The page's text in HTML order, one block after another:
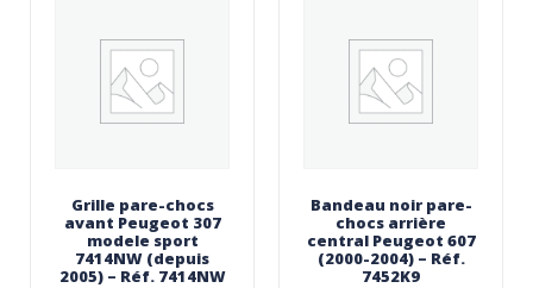
Grille pare-chocs
avant Peugeot 307
modele sport
7414NW (depuis
2005) – Réf. 7414NW
Bandeau noir pare-
chocs arrière
central Peugeot 607
(2000-2004) – Réf.
7452K9